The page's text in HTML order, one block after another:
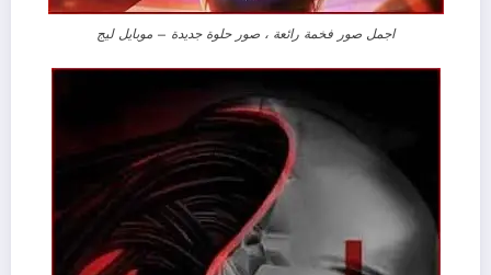
اجمل صور فخمة رائعة ، صور حلوة جديدة – موبايل ليج